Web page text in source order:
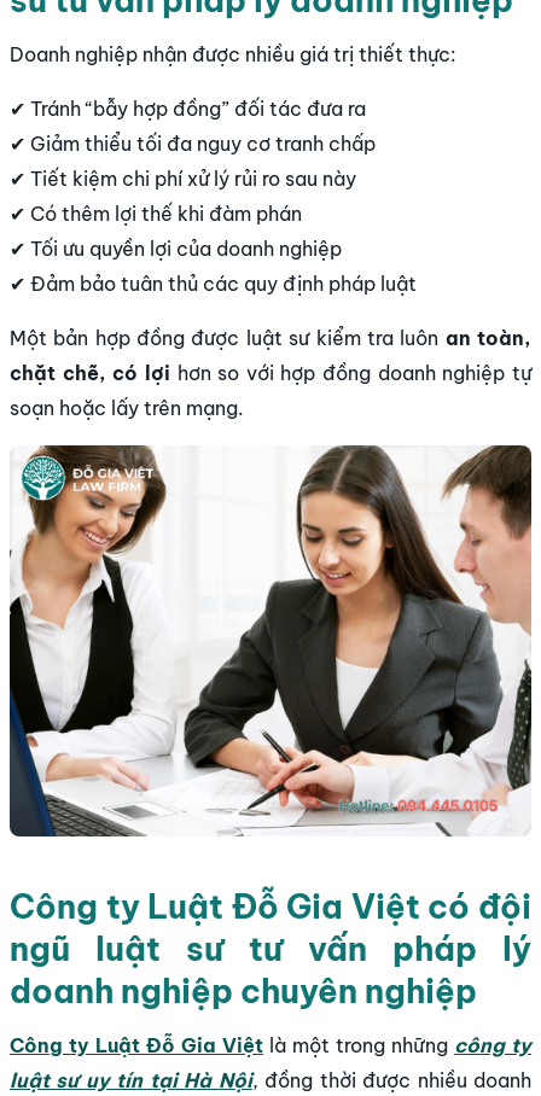
Doanh nghiệp nhận được nhiều giá trị thiết thực:
✔ Tránh “bẫy hợp đồng” đối tác đưa ra
✔ Giảm thiểu tối đa nguy cơ tranh chấp
✔ Tiết kiệm chi phí xử lý rủi ro sau này
✔ Có thêm lợi thế khi đàm phán
✔ Tối ưu quyền lợi của doanh nghiệp
✔ Đảm bảo tuân thủ các quy định pháp luật
Một bản hợp đồng được luật sư kiểm tra luôn an toàn,
chặt chẽ, có lợi hơn so với hợp đồng doanh nghiệp tự
soạn hoặc lấy trên mạng.
Công ty Luật Đỗ Gia Việt có đội
ngũ luật sư tư vấn pháp lý
doanh nghiệp chuyên nghiệp
Công ty Luật Đỗ Gia Việt là một trong những công ty
luật sư uy tín tại Hà Nội, đồng thời được nhiều doanh